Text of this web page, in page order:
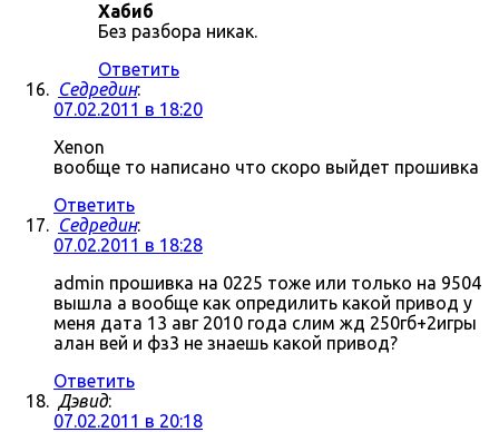
Хабиб
Без разбора никак.
Ответить
Седредин:
07.02.2011 в 18:20
Xenon
вообще то написано что скоро выйдет прошивка
Ответить
Седредин:
07.02.2011 в 18:28
admin прошивка на 0225 тоже или только на 9504
вышла а вообще как опредилить какой привод у
меня дата 13 авг 2010 года слим жд 250гб+2игры
алан вей и фз3 не знаешь какой привод?
Ответить
Дэвид:
07.02.2011 в 20:18